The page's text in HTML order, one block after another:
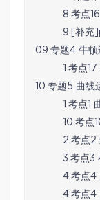
8.考点
9.[补充
09.专题4 牛顿
1.考点
10.专题5 曲线
1.考点1
10.考点
2.考点2
3.考点3
4.考点4
4.考点4